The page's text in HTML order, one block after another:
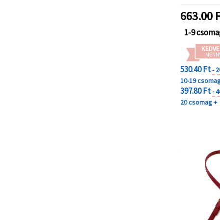
663.00
1-9
530.40 Ft-
10-19
397.80 Ft-
20 csomag +